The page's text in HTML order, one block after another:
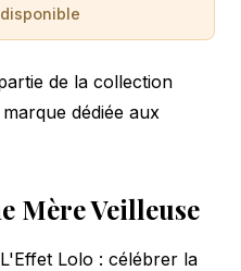
de la collection
dédiée aux
Mère Veilleuse
Lolo : célébrer la